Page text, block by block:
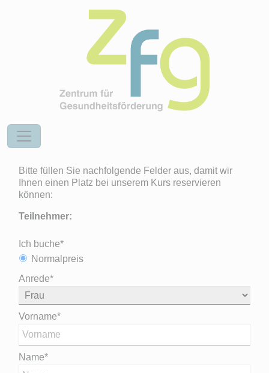
Bitte füllen Sie nachfolgende Felder aus, damit wir
Ihnen einen Platz bei unserem Kurs reservieren
können:
Teilnehmer:
Ich buche*
Normalpreis
Anrede*
Vorname*
Name*